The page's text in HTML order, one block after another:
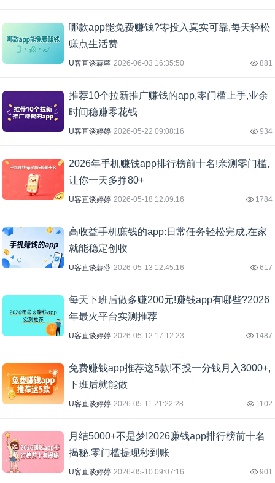
哪款app能免费赚钱?零投入真实可靠,每天轻松
赚点生活费
U客直谈蒜蓉 2026-06-03 16:35:50 881
推荐10个拉新推广赚钱的app,零门槛上手,业余
时间稳赚零花钱
U客直谈婷婷 2026-05-22 09:08:16 934
2026年手机赚钱app排行榜前十名!亲测零门槛,
让你一天多挣80+
U客直谈婷婷 2026-05-18 12:09:16 1784
高收益手机赚钱的app:日常任务轻松完成,在家
就能稳定创收
U客直谈蒜蓉 2026-05-13 12:45:16 617
每天下班后做多赚200元!赚钱app有哪些?2026
年最火平台实测推荐
U客直谈婷婷 2026-05-12 17:12:23 1487
免费赚钱app推荐这5款!不投一分钱月入3000+,
下班后就能做
U客直谈婷婷 2026-05-11 21:22:28 1102
月结5000+不是梦!2026赚钱app排行榜前十名
揭秘,零门槛提现秒到账
U客直谈婷婷 2026-05-10 09:07:16 901